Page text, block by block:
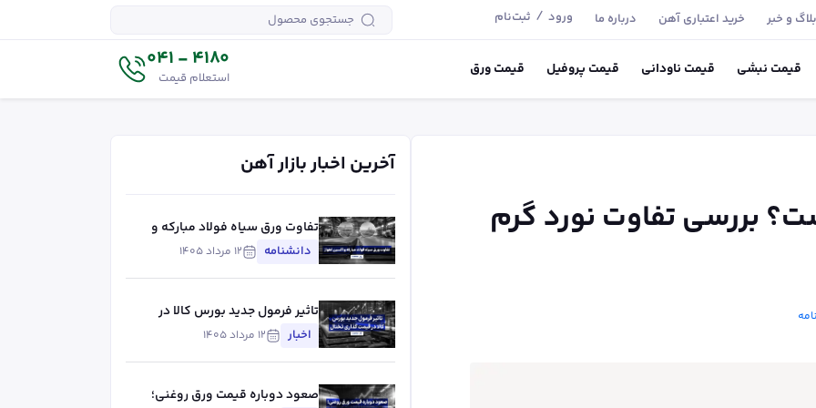
بلاگ و خبر خرید اعتباری آهن درباره ما ورود / ثبت‌نام
قیمت نبشی قیمت ناودانی قیمت پروفیل قیمتورق 4180 - 041
استعلام قیمت
بررسی تفاوت نورد گرم
آخرین اخبار بازار آهن
تفاوت ورق سیاه فولاد مبارکه و
اکسین اهواز؛ مقایسه کیفیت،
کاربرد و قیمت
دانشنامه ۱۲ مرداد ۱۴۰۵
تاثیر فرمول جدید بورس کالا در
قیمت گذاری تختال
اخبار ۱۲ مرداد ۱۴۰۵
صعود دوباره قیمت ورق روغنی؛